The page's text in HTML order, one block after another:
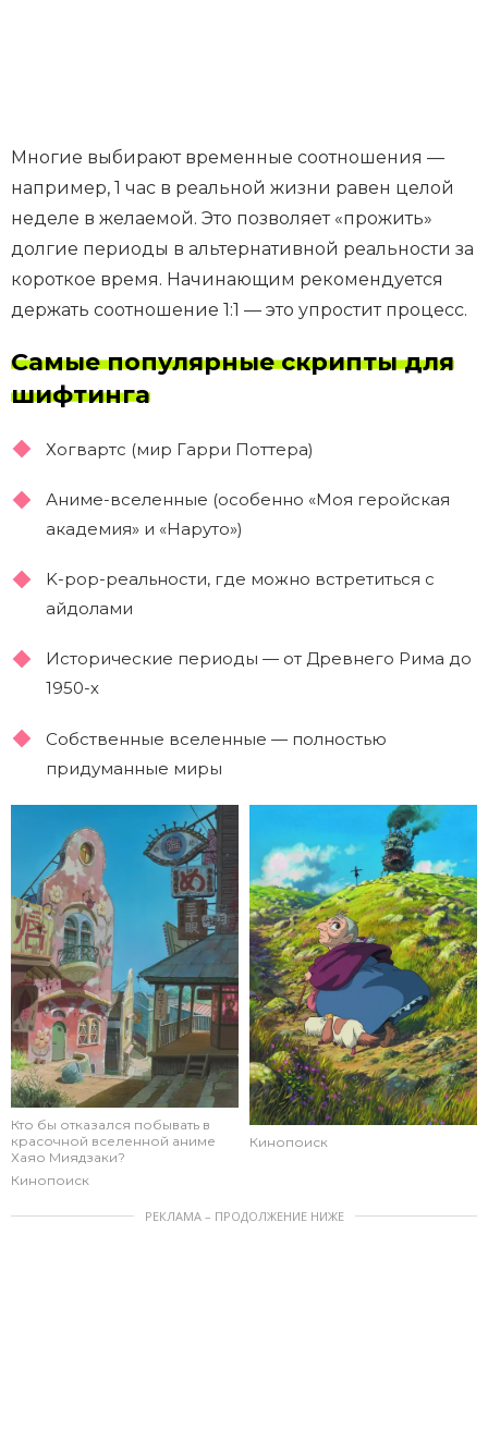
Многие выбирают временные соотношения —
например, 1 час в реальной жизни равен целой
неделе в желаемой. Это позволяет «прожить»
долгие периоды в альтернативной реальности за
короткое время. Начинающим рекомендуется
держать соотношение 1:1 — это упростит процесс.
Самые популярные скрипты для
шифтинга
Хогвартс (мир Гарри Поттера)
Аниме-вселенные (особенно «Моя геройская
академия» и «Наруто»)
K-pop-реальности, где можно встретиться с
айдолами
Исторические периоды — от Древнего Рима до
1950-х
Собственные вселенные — полностью
придуманные миры
Кто бы отказался побывать в
красочной вселенной аниме
Хаяо Миядзаки?
Кинопоиск
Кинопоиск
РЕКЛАМА – ПРОДОЛЖЕНИЕ НИЖЕ